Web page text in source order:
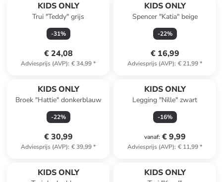
KIDS ONLY
Trui "Teddy" grijs
-31%
€ 24,08
Adviesprijs (AVP): € 34,99*
KIDS ONLY
Spencer "Katia" beige
-22%
€ 16,99
Adviesprijs (AVP): € 21,99*
KIDS ONLY
Broek "Hattie" donkerblauw
-22%
€ 30,99
Adviesprijs (AVP): € 39,99*
KIDS ONLY
Legging "Nille" zwart
-16%
vanaf: € 9,99
Adviesprijs (AVP): € 11,99*
KIDS ONLY KIDS ONLY